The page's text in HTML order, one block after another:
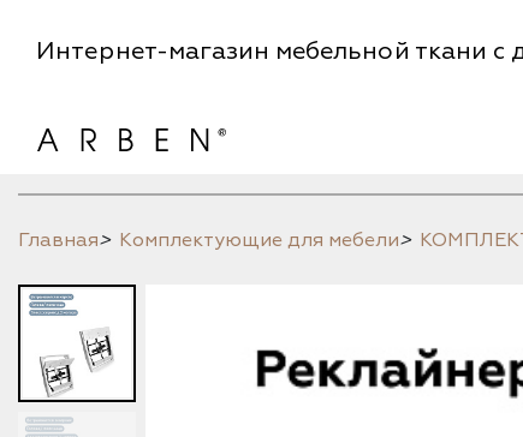
Интернет-магазин мебельной ткани с
Главная> Комплектующие для мебели>